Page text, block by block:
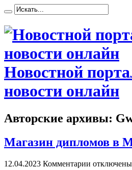
Новостной
новости онлайн
Авторские архивы:
Магазин дипломов в
12.04.2023 Комментарии отключены